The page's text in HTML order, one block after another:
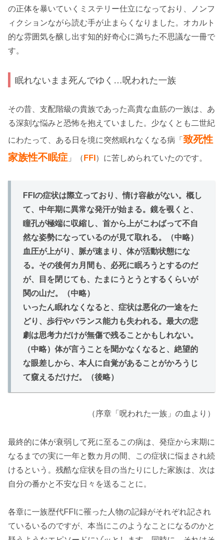
の正体を暴いていくミステリー仕立になっており、ノンフ
ィクションながら読む手が止まらくなりました。オカルト
的な雰囲気を醸し出す知的好奇心に満ちた不思議な一冊で
す。
眠れないまま死んでゆく…呪われた一族
その昔、支配階級の貴族であった高貴な血筋の一族は、あ
る深刻な悩みと恐怖を抱えていました。少なくとも二世紀
にわたって、ある日を境に突然眠れなくなる病「 致死性
家族性不眠症 」（ FFI ）に苦しめられていたのです。
FFIの症状は際立っており、情け容赦がない。概し
て、中年期に異常な発汗が始まる。鏡を覗くと、
瞳孔が極端に収縮し、首から上がこわばって不自
然な姿勢になっているのが見て取れる。（中略）
血圧が上がり、脈が速まり、体が活動状態にな
る。その後何カ月間も、必死に眠ろうとするのだ
が、目を閉じても、たまにうとうとするくらいが
関の山だ。（中略）
いったん眠れなくなると、症状は悪化の一途をた
どり、歩行やバランス能力も失われる。最大の悲
劇は思考力だけが無傷で残ることかもしれない。
（中略）体が言うことを聞かなくなると、絶望的
な眼差しから、本人に自覚があることがかろうじ
て窺えるだけだ。（後略）
（序章「呪われた一族」の血より）
最終的に体が衰弱して死に至るこの病は、発症から末期に
なるまでの実に一年と数カ月の間、この症状に悩まされ続
けるという。残酷な症状を目の当たりにした家族は、次は
自分の番かと不安な日々を送ることに。
各章に一族歴代FFIに罹った人物の記録がそれぞれ記され
ているいるのですが、本当にこのようなことになるのかと